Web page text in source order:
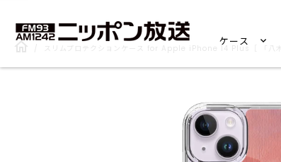
ケース
スリムプロテクションケース for Apple iPhone 14 Plus［ 「八